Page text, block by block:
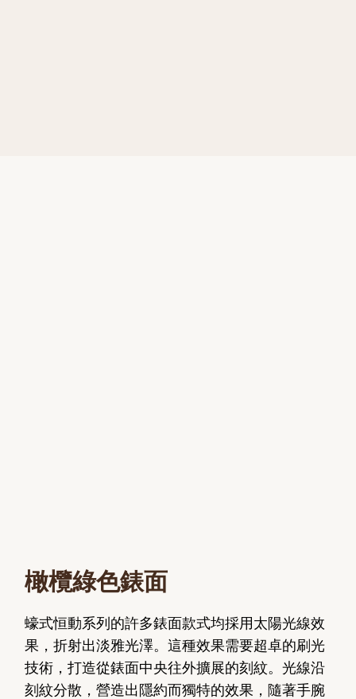
橄欖綠色錶面
蠔式恒動系列的許多錶面款式均採用太陽光線效
果，折射出淡雅光澤。這種效果需要超卓的刷光
技術，打造從錶面中央往外擴展的刻紋。光線沿
刻紋分散，營造出隱約而獨特的效果，隨著手腕